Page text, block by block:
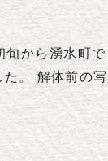
旬から湧水町で
た。 解体前の